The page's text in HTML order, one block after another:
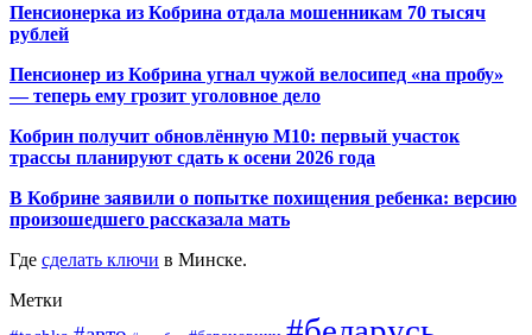
Пенсионерка из Кобрина отдала мошенникам 70 тысяч
рублей
Пенсионер из Кобрина угнал чужой велосипед «на пробу»
— теперь ему грозит уголовное дело
Кобрин получит обновлённую М10: первый участок
трассы планируют сдать к осени 2026 года
В Кобрине заявили о попытке похищения ребенка: версию
произошедшего рассказала мать
Где сделать ключи в Минске.
Метки